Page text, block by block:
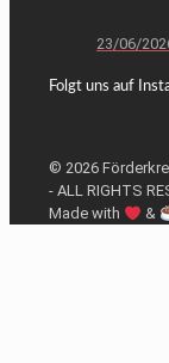
23/06/
Folgt uns auf
© 2026
- ALL RIGHTS
Made with
&